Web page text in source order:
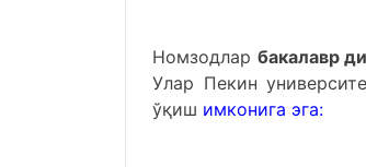
Номзодлар бакалавр
Улар Пекин
ўқиш имконига эга: